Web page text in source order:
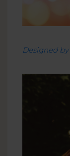
Designed by